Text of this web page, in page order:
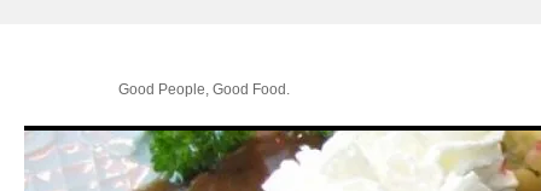
.Good People, Good Food